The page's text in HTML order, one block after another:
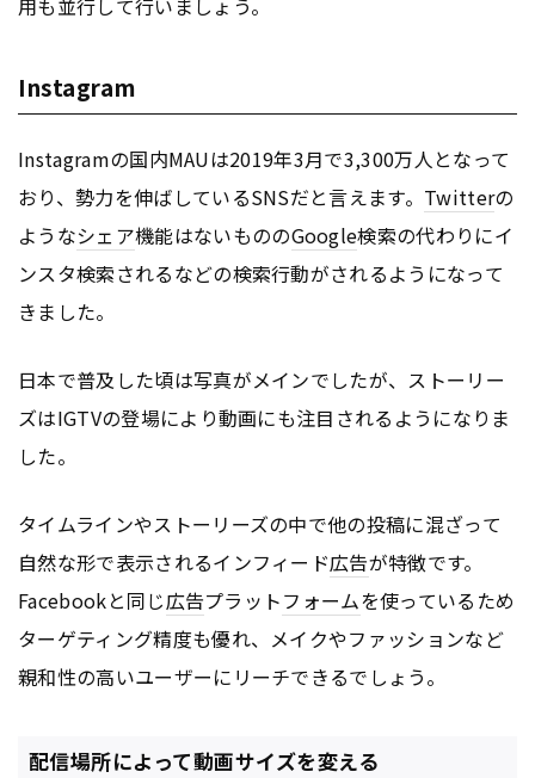
用も並行して行いましょう。
Instagram
Instagramの国内MAUは2019年3月で3,300万人となって
おり、勢力を伸ばしているSNSだと言えます。 Twitterの
ようなシェア機能はないもののGoogle検索の代わりにイ
ンスタ検索されるなどの検索行動がされるようになって
きました。
日本で普及した頃は写真がメインでしたが、ストーリー
ズはIGTVの登場により動画にも注目されるようになりま
した。
タイムラインやストーリーズの中で他の投稿に混ざって
自然な形で表示されるインフィード広告が特徴です。
Facebookと同じ広告プラットフォームを使っているため
ターゲティング精度も優れ、メイクやファッションなど
親和性の高いユーザーにリーチできるでしょう。
配信場所によって動画サイズを変える